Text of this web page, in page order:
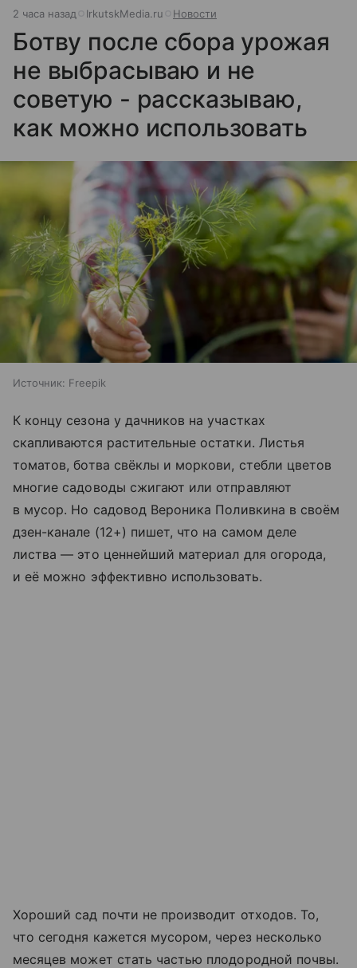
2 часа назад IrkutskMedia.ru Новости
Ботву после сбора урожая
не выбрасываю и не
советую - рассказываю,
как можно использовать
Источник: Freepik
К концу сезона у дачников на участках
скапливаются растительные остатки. Листья
томатов, ботва свёклы и моркови, стебли цветов
многие садоводы сжигают или отправляют
в мусор. Но садовод Вероника Поливкина в своём
дзен-канале (12+) пишет, что на самом деле
листва — это ценнейший материал для огорода,
и её можно эффективно использовать.
Хороший сад почти не производит отходов. То,
что сегодня кажется мусором, через несколько
месяцев может стать частью плодородной почвы.